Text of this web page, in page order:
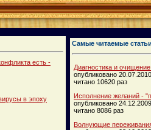
есть -
в эпоху
Самые читаемые
Диагностика и
опубликовано 20.07.2010
читано 10620 раз
Исполнение желаний -
опубликовано 24.12.2009
читано 8086 раз
Волнующие